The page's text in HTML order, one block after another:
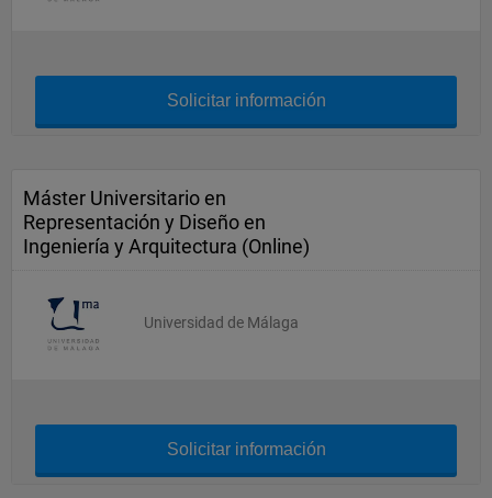
Solicitar información
Máster Universitario en
Representación y Diseño en
Ingeniería y Arquitectura (Online)
Universidad de Málaga
Solicitar información